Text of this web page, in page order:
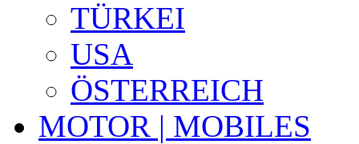
TÜRKEI
USA
ÖSTERREICH
MOTOR | MOBILES